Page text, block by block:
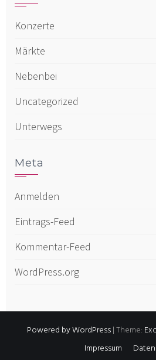
Konzerte
Märkte
Nebenbei
Uncategorized
Unterwegs
Meta
Anmelden
Eintrags-Feed
Kommentar-Feed
WordPress.org
Powered by WordPress|Theme:
Impressum